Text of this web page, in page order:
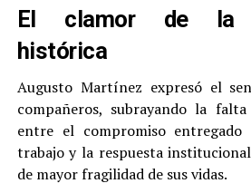
El clamor de la
histórica
Augusto Martínez expresó el
compañeros, subrayando la
entre el compromiso entregado
trabajo y la respuesta
de mayor fragilidad de sus vidas.